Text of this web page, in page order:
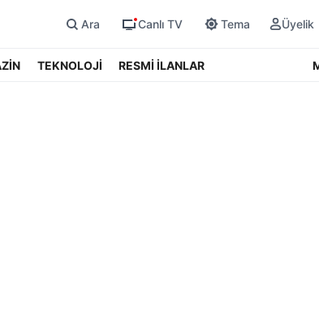
Ara Canlı TV Tema Üyelik
TEKNOLOJİ RESMİ İLANLAR